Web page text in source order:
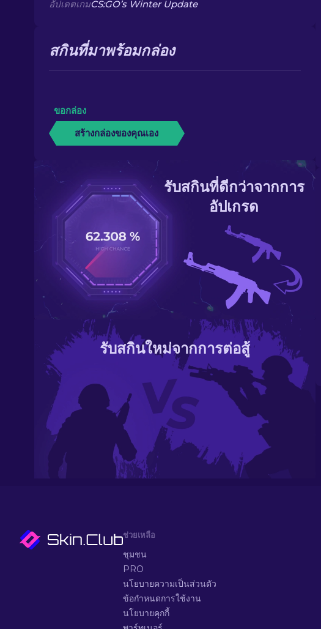
อัปเดตเกมCS:GO’s Winter Update
สกินที่มาพร้อมกล่อง
ขอกล่อง
สร้างกล่องของคุณเอง
รับสกินที่ดีกว่าจากการ
อัปเกรด
รับสกินใหม่จากการต่อสู้
ช่วยเหลือ
ชุมชน
PRO
นโยบายความเป็นส่วนตัว
ข้อกำหนดการใช้งาน
นโยบายคุกกี้